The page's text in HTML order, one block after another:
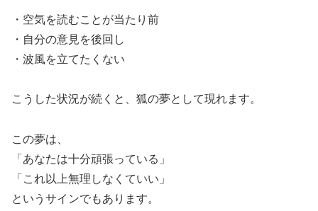
・空気を読むことが当たり前
・自分の意見を後回し
・波風を立てたくない
こうした状況が続くと、狐の夢として現れます。
この夢は、
「あなたは十分頑張っている」
「これ以上無理しなくていい」
というサインでもあります。